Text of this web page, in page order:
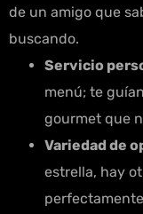
de un amigo que
buscando.
Servicio
menú; te
gourmet que
Variedad de
estrella, hay